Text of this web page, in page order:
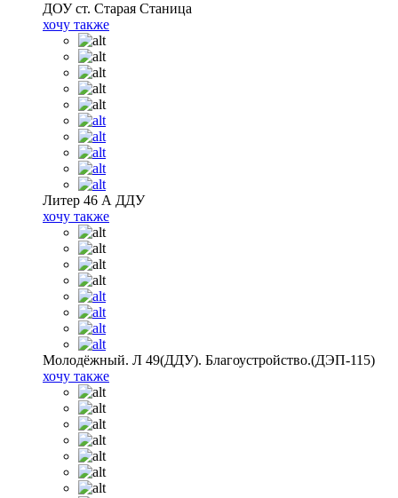
ДОУ ст. Старая Станица
хочу также
Литер 46 А ДДУ
хочу также
Молодёжный. Л 49(ДДУ). Благоустройство.(ДЭП-115)
хочу также